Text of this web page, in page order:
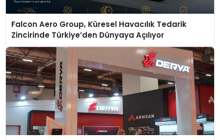
Falcon Aero Group, Küresel Havacılık Tedarik
Zincirinde Türkiye’den Dünyaya Açılıyor